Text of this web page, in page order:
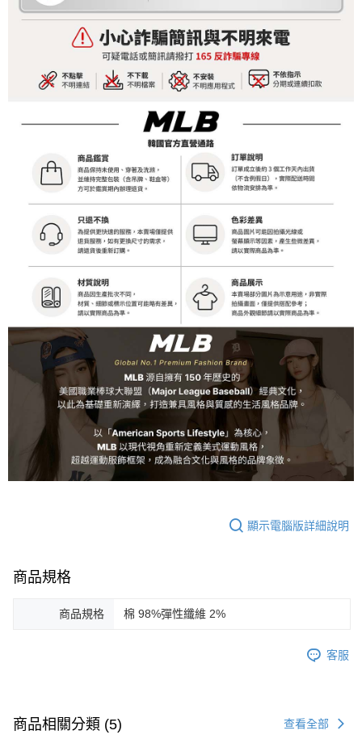
顯示電腦版詳細說明
商品規格
商品規格 棉 98%彈性纖維 2%
客服
商品相關分類 (5) 查看全部